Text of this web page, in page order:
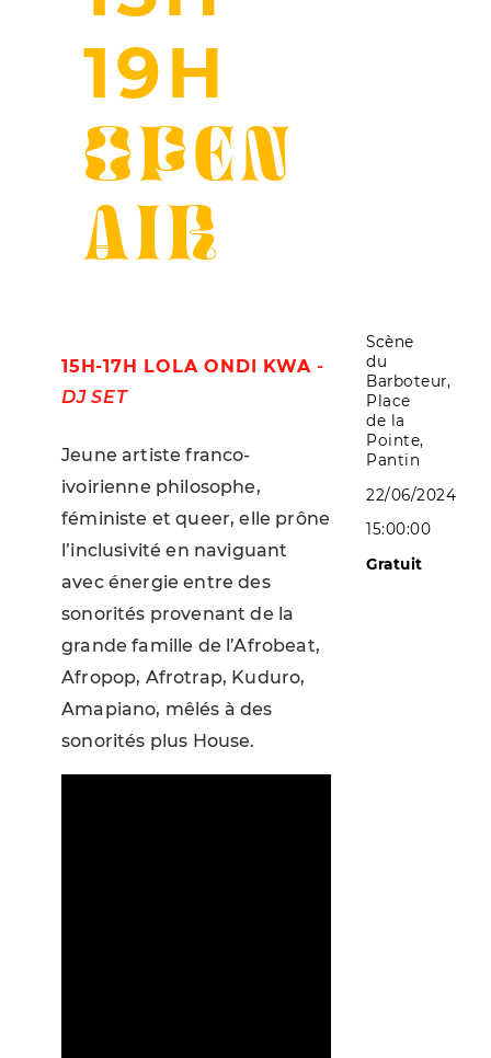
19H
OPEN
AIR
15H-17H LOLA ONDI KWA-
DJ SET
Jeune artiste franco-
ivoirienne philosophe,
féministe et queer, elle prône
l’inclusivité en naviguant
avec énergie entre des
sonorités provenant de la
grande famille de l’Afrobeat,
Afropop, Afrotrap, Kuduro,
Amapiano, mêlés à des
sonorités plus House.
Scène
du
Barboteur,
Place
de la
Pointe,
Pantin
22/06/2024
15:00:00
Gratuit